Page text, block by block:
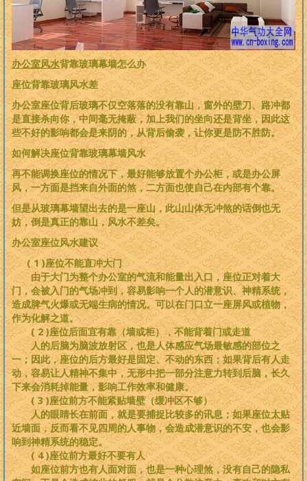
办公室风水背靠玻璃幕墙怎么办
座位背靠玻璃风水差
办公室座位背后玻璃不仅空落落的没有靠山，窗外的壁刀、路冲都
是直接杀向你，中间毫无掩蔽，加上我们的坐向还是背坐，因此这
些不好的影响都会是来阴的，从背后偷袭，让你更是防不胜防。
如何解决座位背靠玻璃幕墙风水
再不能调换座位的情况下，最好能够放置个办公柜，或是办公屏
风，一方面是挡来自外面的煞，二方面也使自己在内部有个靠。
但是从玻璃幕墙望出去的是一座山，此山山体无冲煞的话倒也无
妨，倒是真正的靠山，风水不差矣。
办公室座位风水建议
( 1 )座位不能直冲大门
由于大门为整个办公室的气流和能量出入口，座位正对着大
门，会被入门的气场冲到，容易影响一个人的潜意识、神精系统，
造成脾气火爆或无端生病的情况。可以在门口立一座屏风或植物，
作为化解之道。
( 2 )座位后面宜有靠（墙或柜），不能背着门或走道
人的后脑为脑波放射区，也是人体感应气场最敏感的部位之
一；因此，座位的后方最好是固定、不动的东西；如果背后有人走
动，容易让人精神不集中，无形中把一部分注意力转到后脑，长久
下来会消耗掉能量，影响工作效率和健康。
( 3 )座位前方不能紧贴墙壁（缓冲区不够）
人的眼睛长在前面，就是要捕捉比较多的讯息；如果座位太贴
近墙面，反而看不见四周的人事物，会造成潜意识的不安，也会影
响到神精系统的稳定。
( 4 )座位前方最好不要有人
如座位前方也有人面对面，也是一种心理煞，没有自己的隐私